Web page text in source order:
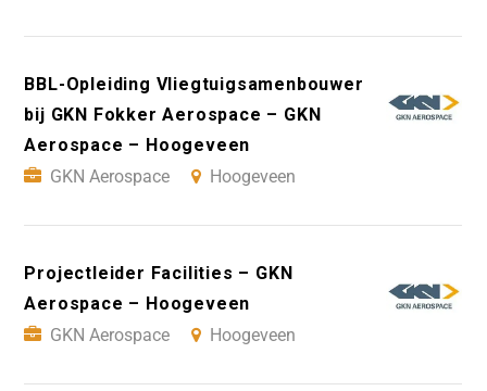
BBL-Opleiding Vliegtuigsamenbouwer
bij GKN Fokker Aerospace – GKN
Aerospace – Hoogeveen
GKN Aerospace
Hoogeveen
Projectleider Facilities – GKN
Aerospace – Hoogeveen
GKN Aerospace
Hoogeveen